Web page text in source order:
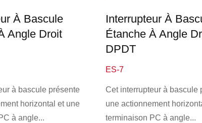
À Bascule
Angle Droit
à bascule présente
horizontal et une
à angle...
Interrupteur À
Étanche À Angle
DPDT
ES-7
Cet interrupteur à bascule
une actionnement
terminaison PC à angle...